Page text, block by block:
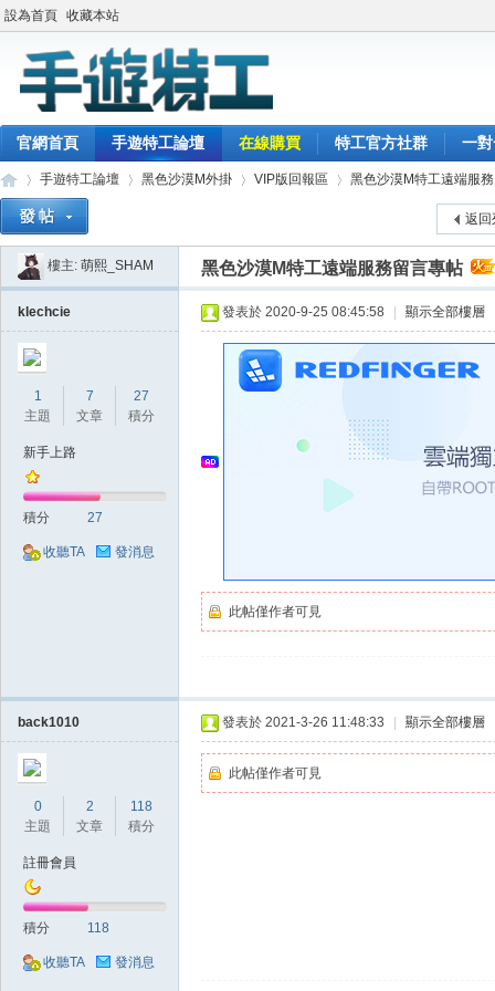
設為首頁 收藏本站
官網首頁 手遊特工論壇 在線購買 特工官方社群 一
»
手遊特工論壇
›
黑色沙漠M外掛
›
VIP版回報區
›
黑色沙漠M特工遠端服
返回
樓主: 萌熙_SHAM 黑色沙漠M特工遠端服務留言專帖
klechcie
1
主題
7
文章
27
積分
新手上路
積分 27
收聽TA 發消息
發表於 2020-9-25 08:45:58 顯示全部樓層
此帖僅作者可見
back1010
0
主題
2
文章
118
積分
註冊會員
積分 118
收聽TA 發消息
發表於 2021-3-26 11:48:33 顯示全部樓層
此帖僅作者可見